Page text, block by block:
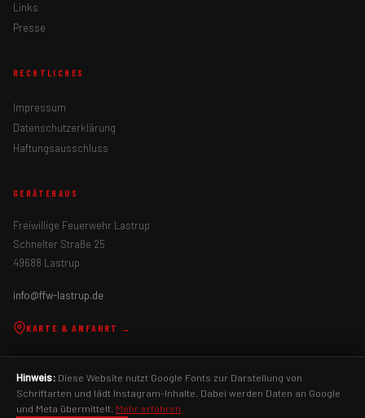
Links
Presse
RECHTLICHES
Impressum
Datenschutzerklärung
Haftungsausschluss
GERÄTEHAUS
Freiwillige Feuerwehr Lastrup
Schnelter Straße 25
49688 Lastrup
info@ffw-lastrup.de
KARTE & ANFAHRT →
Freiwillige Feuerwehr Lastrup Gemeinde Lastrup
Hinweis: Diese Website nutzt Google Fonts zur Darstellung von
Schriftarten und lädt Instagram-Inhalte. Dabei werden Daten an Google
und Meta übermittelt. Mehr erfahren